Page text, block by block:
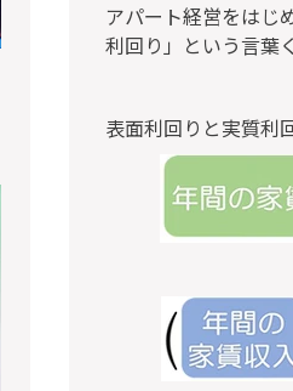
アパート経営をはじ
利回り」という言葉
表面利回りと実質利